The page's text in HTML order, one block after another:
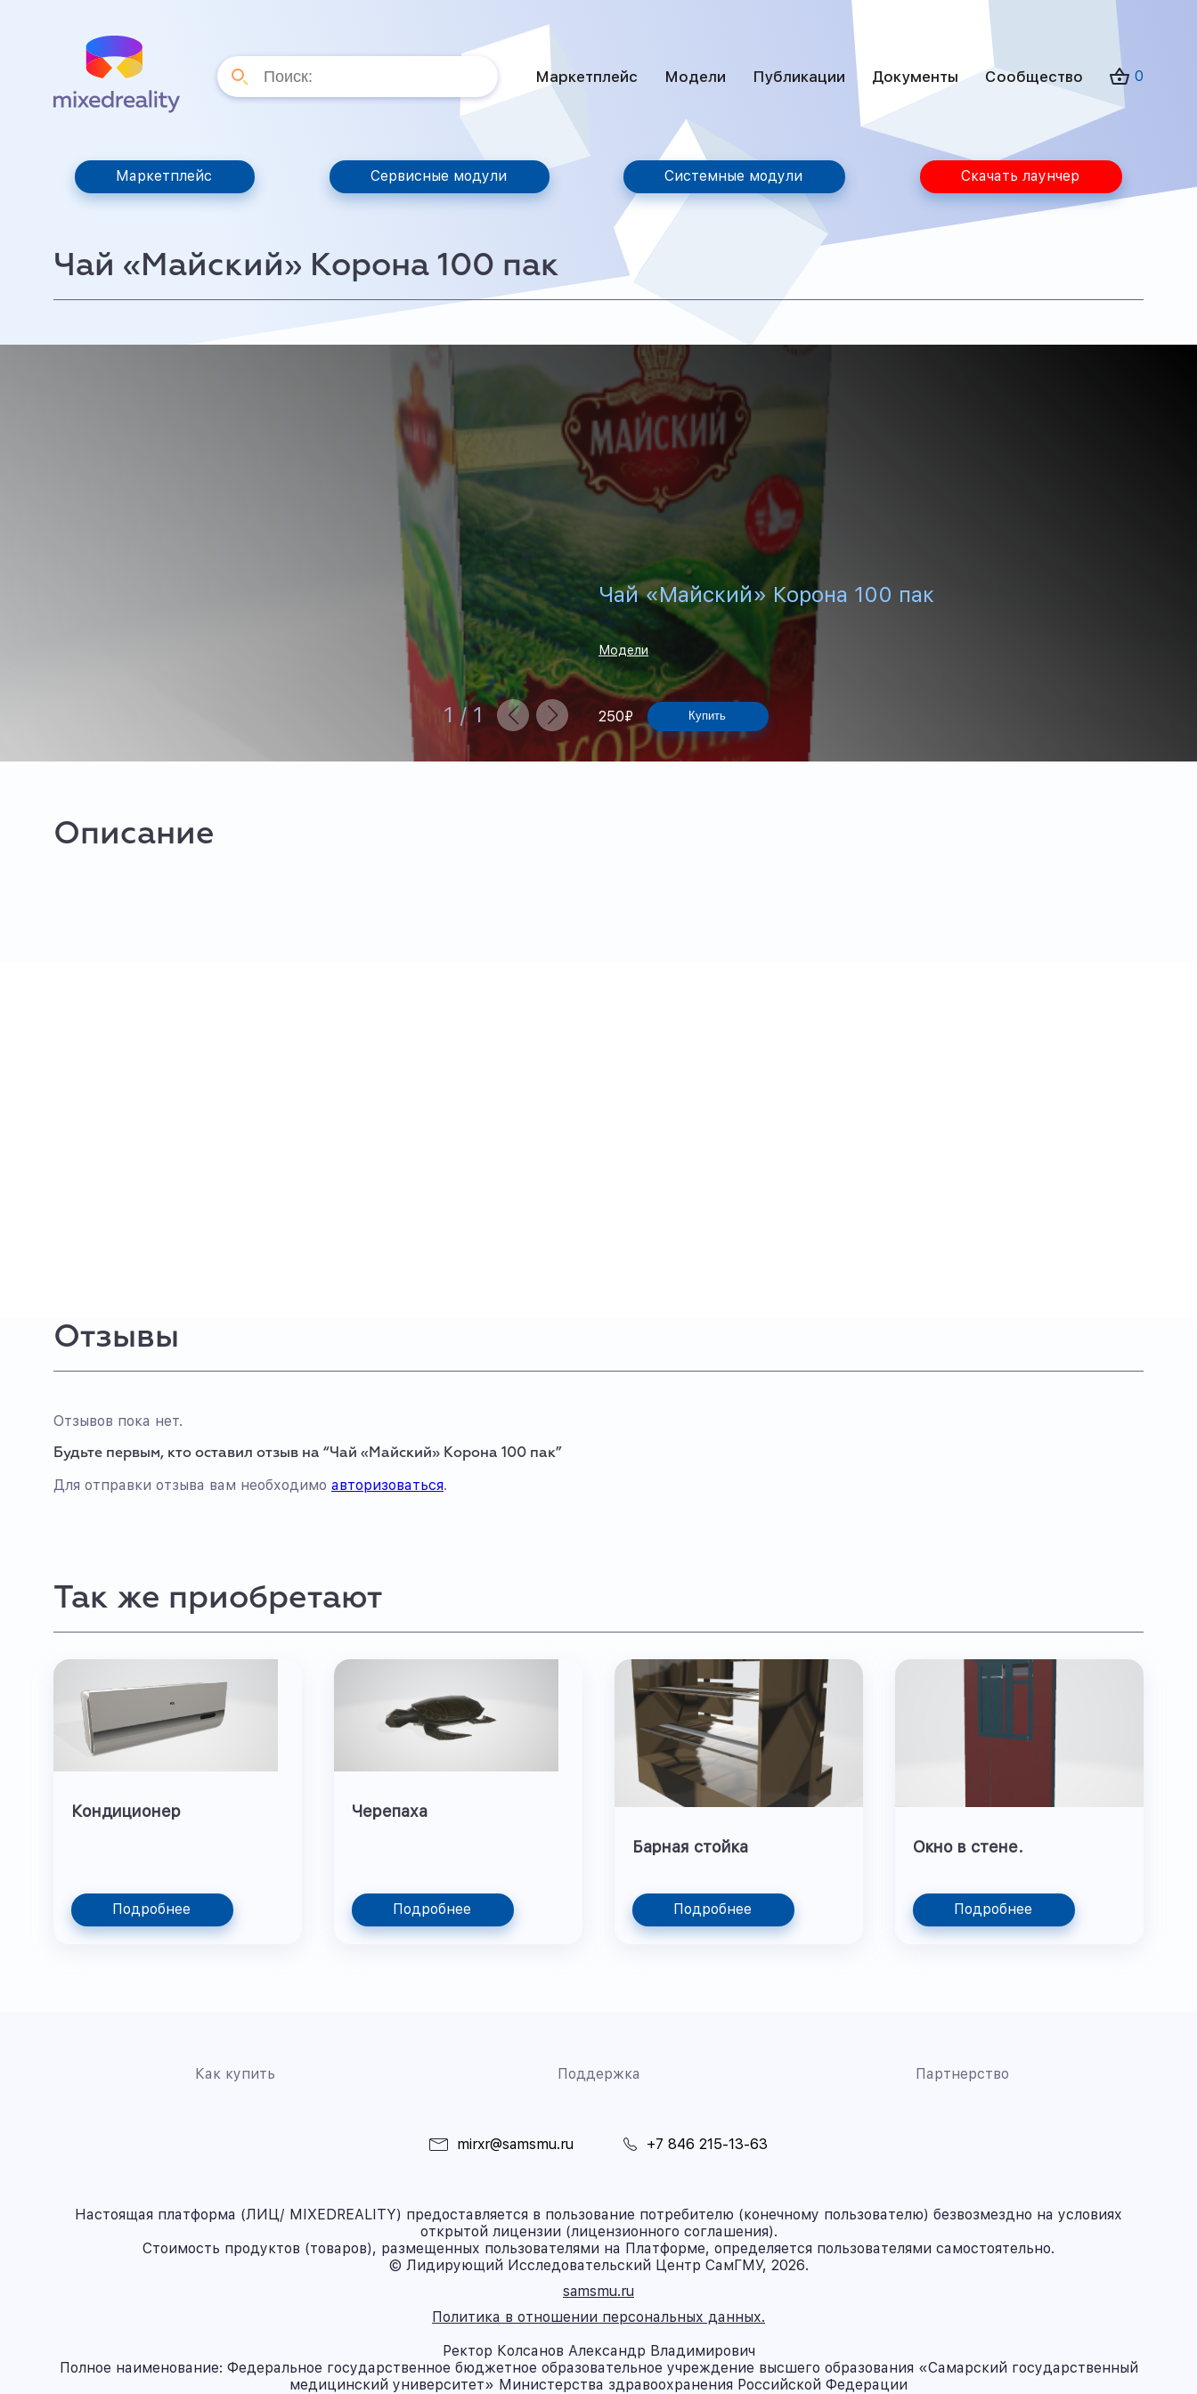
Маркетплейс Модели Публикации Документы Сообщество 0
Маркетплейс Сервисные модули Системные модули Скачать лаунчер
Чай «Майский» Корона 100 пак
1 / 1
Чай «Майский» Корона 100 пак
Модели
250₽ Купить
Описание
Отзывы
Отзывов пока нет.
Будьте первым, кто оставил отзыв на “Чай «Майский» Корона 100 пак”
Для отправки отзыва вам необходимо авторизоваться.
Так же приобретают
Кондиционер
Подробнее
Черепаха
Подробнее
Барная стойка
Подробнее
Окно в стене.
Подробнее
Как купить Поддержка Партнерство
mirxr@samsmu.ru +7 846 215-13-63
Настоящая платформа (ЛИЦ/ MIXEDREALITY) предоставляется в пользование потребителю (конечному пользователю) безвозмездно на условиях
открытой лицензии (лицензионного соглашения).
Стоимость продуктов (товаров), размещенных пользователями на Платформе, определяется пользователями самостоятельно.
© Лидирующий Исследовательский Центр СамГМУ, 2026.
samsmu.ru
Политика в отношении персональных данных.
Ректор Колсанов Александр Владимирович
Полное наименование: Федеральное государственное бюджетное образовательное учреждение высшего образования «Самарский государственный
медицинский университет» Министерства здравоохранения Российской Федерации